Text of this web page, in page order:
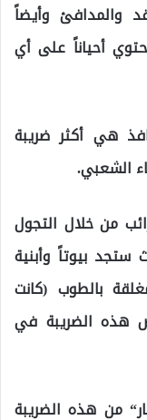
والمدافئ وأيضاً
أحياناً على أي
هي أكثر ضريبة
الشعبي.
من خلال التجول
ستجد بيوتاً وأبنية
بالطوب (كانت
هذه الضريبة في
من هذه الضريبة